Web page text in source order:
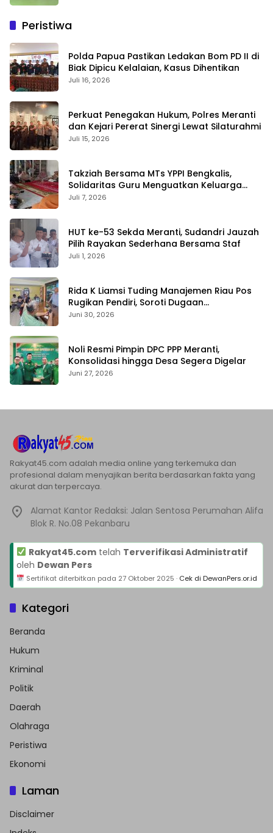
Peristiwa
Polda Papua Pastikan Ledakan Bom PD II di
Biak Dipicu Kelalaian, Kasus Dihentikan
Juli 16, 2026
Perkuat Penegakan Hukum, Polres Meranti
dan Kejari Pererat Sinergi Lewat Silaturahmi
Juli 15, 2026
Takziah Bersama MTs YPPI Bengkalis,
Solidaritas Guru Menguatkan Keluarga
yang Berduka
Juli 7, 2026
HUT ke-53 Sekda Meranti, Sudandri Jauzah
Pilih Rayakan Sederhana Bersama Staf
Juli 1, 2026
Rida K Liamsi Tuding Manajemen Riau Pos
Rugikan Pendiri, Soroti Dugaan
Pengambilalihan Aset
Juni 30, 2026
Noli Resmi Pimpin DPC PPP Meranti,
Konsolidasi hingga Desa Segera Digelar
Juni 27, 2026
Rakyat45.com adalah media online yang terkemuka dan
profesional dalam menyajikan berita berdasarkan fakta yang
akurat dan terpercaya.
Alamat Kantor Redaksi: Jalan Sentosa Perumahan Alifa
Blok R. No.08 Pekanbaru
Rakyat45.comtelah Terverifikasi Administratif
oleh Dewan Pers
Sertifikat diterbitkan pada 27 Oktober 2025 · Cek di DewanPers.or.id
Kategori
Beranda
Hukum
Kriminal
Politik
Daerah
Olahraga
Peristiwa
Ekonomi
Laman
Disclaimer